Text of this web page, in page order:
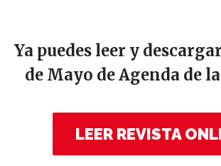
Ya puedes leer y
de Mayo de Agenda de
LEER REVISTA